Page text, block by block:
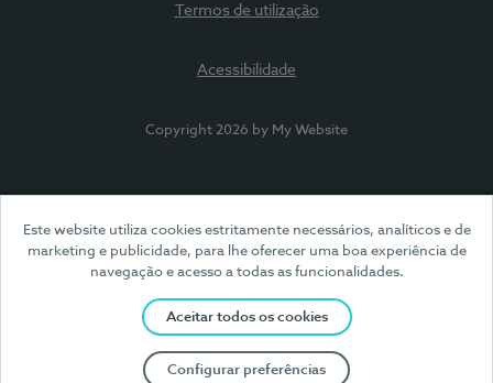
Este website utiliza cookies estritamente necessários, analíticos e de
marketing e publicidade, para lhe oferecer uma boa experiência de
navegação e acesso a todas as funcionalidades.
Aceitar todos os cookies
Configurar preferências
Termos de utilização
Acessibilidade
Copyright 2026 by My Website